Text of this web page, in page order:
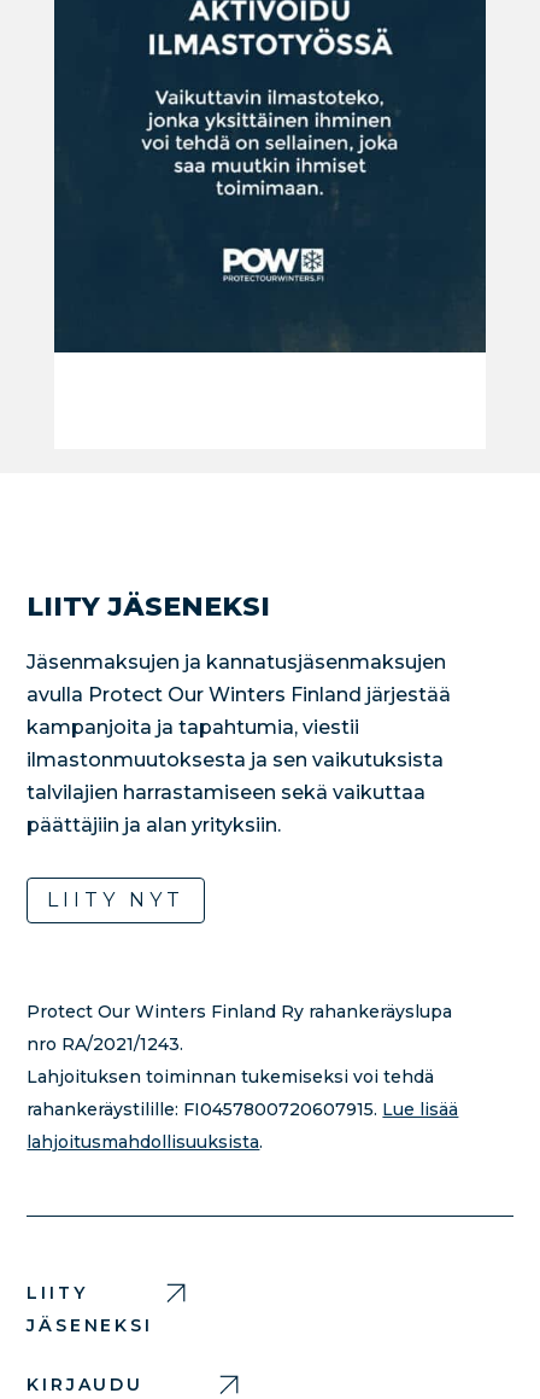
LIITY JÄSENEKSI
Jäsenmaksujen ja kannatusjäsenmaksujen
avulla Protect Our Winters Finland järjestää
kampanjoita ja tapahtumia, viestii
ilmastonmuutoksesta ja sen vaikutuksista
talvilajien harrastamiseen sekä vaikuttaa
päättäjiin ja alan yrityksiin.
LIITY NYT
Protect Our Winters Finland Ry rahankeräyslupa
nro RA/2021/1243.
Lahjoituksen toiminnan tukemiseksi voi tehdä
rahankeräystilille: FI0457800720607915. Lue lisää
lahjoitusmahdollisuuksista.
LIITY
JÄSENEKSI
KIRJAUDU